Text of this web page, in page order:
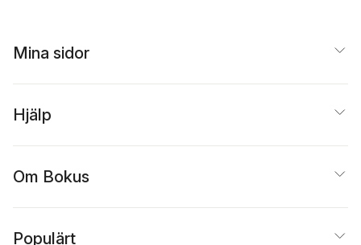
Mina sidor
Hjälp
Om Bokus
Populärt